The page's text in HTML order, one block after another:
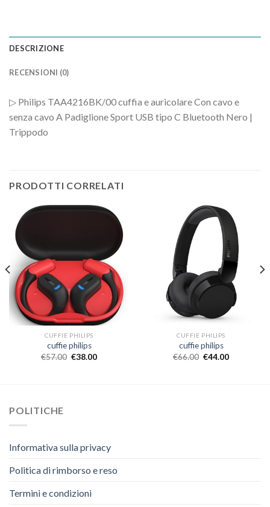
DESCRIZIONE
RECENSIONI (0)
▷ Philips TAA4216BK/00 cuffia e auricolare Con cavo e
senza cavo A Padiglione Sport USB tipo C Bluetooth Nero |
Trippodo
PRODOTTI CORRELATI
CUFFIE PHILIPS
cuffie philips
€57.00 €38.00
CUFFIE PHILIPS
cuffie philips
€66.00 €44.00
POLITICHE
Informativa sulla privacy
Politica di rimborso e reso
Termini e condizioni